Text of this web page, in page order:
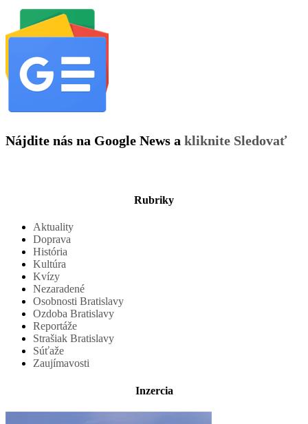
Nájdite nás na Google News a kliknite Sledovať
Rubriky
Aktuality
Doprava
História
Kultúra
Kvízy
Nezaradené
Osobnosti Bratislavy
Ozdoba Bratislavy
Reportáže
Strašiak Bratislavy
Súťaže
Zaujímavosti
Inzercia